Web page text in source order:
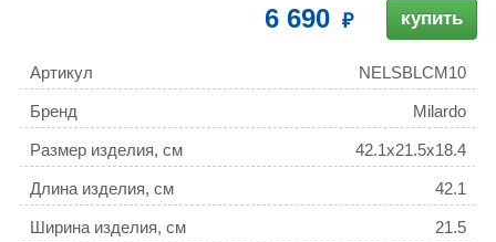
6 690 купить
Артикул NELSBLCM10
Бренд Milardo
Размер изделия, см 42.1x21.5x18.4
Длина изделия, см 42.1
Ширина изделия, см 21.5